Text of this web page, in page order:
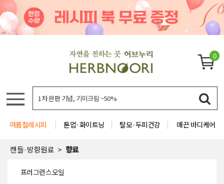
0
여름철레시피 톤업·화이트닝 탈모·두피건강 매끈 바디케어
캔들·방향원료 향료
프러그런스오일